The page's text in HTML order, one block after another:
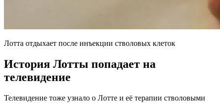
Лотта отдыхает после инъекции стволовых клеток
История Лотты попадает на
телевидение
Телевидение тоже узнало о Лотте и её терапии стволовыми